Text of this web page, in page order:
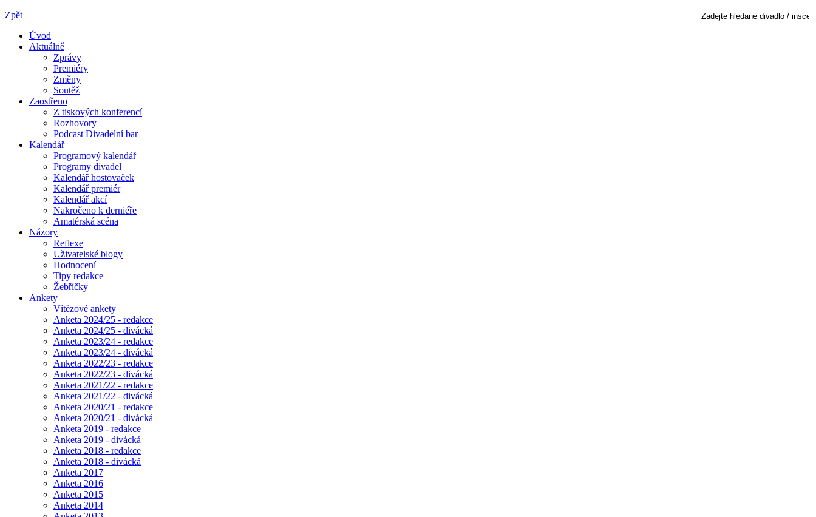
Zpět
Úvod
Aktuálně
Zprávy
Premiéry
Změny
Soutěž
Zaostřeno
Z tiskových konferencí
Rozhovory
Podcast Divadelní bar
Kalendář
Programový kalendář
Programy divadel
Kalendář hostovaček
Kalendář premiér
Kalendář akcí
Nakročeno k derniéře
Amatérská scéna
Názory
Reflexe
Uživatelské blogy
Hodnocení
Tipy redakce
Žebříčky
Ankety
Vítězové ankety
Anketa 2024/25 - redakce
Anketa 2024/25 - divácká
Anketa 2023/24 - redakce
Anketa 2023/24 - divácká
Anketa 2022/23 - redakce
Anketa 2022/23 - divácká
Anketa 2021/22 - redakce
Anketa 2021/22 - divácká
Anketa 2020/21 - redakce
Anketa 2020/21 - divácká
Anketa 2019 - redakce
Anketa 2019 - divácká
Anketa 2018 - redakce
Anketa 2018 - divácká
Anketa 2017
Anketa 2016
Anketa 2015
Anketa 2014